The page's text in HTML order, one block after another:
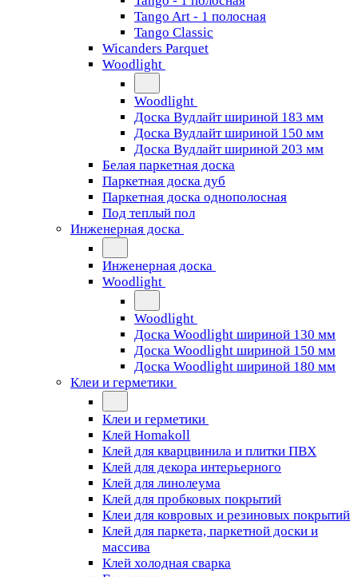
Tango Art - 1 полосная
Tango Classiс
Wicanders Parquet
Woodlight
Woodlight
Доска Вудлайт шириной 183 мм
Доска Вудлайт шириной 150 мм
Доска Вудлайт шириной 203 мм
Белая паркетная доска
Паркетная доска дуб
Паркетная доска однополосная
Под теплый пол
Инженерная доска
Инженерная доска
Woodlight
Woodlight
Доска Woodlight шириной 130 мм
Доска Woodlight шириной 150 мм
Доска Woodlight шириной 180 мм
Клеи и герметики
Клеи и герметики
Клей Homakoll
Клей для кварцвинила и плитки ПВХ
Клей для декора интерьерного
Клей для линолеума
Клей для пробковых покрытий
Клеи для ковровых и резиновых покрытий
Клей для паркета, паркетной доски и
массива
Клей холодная сварка